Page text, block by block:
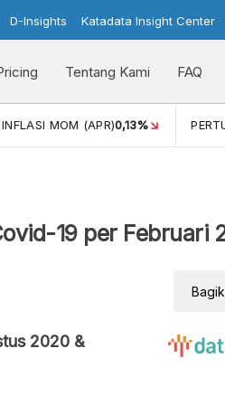
D-Insights Katadata Insight Center
Tentang Kami FAQ
INFLASI MOM (APR)0,13%
19 per Februari
2020 &